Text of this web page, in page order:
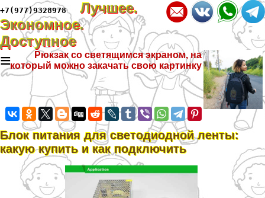
+7(977)9328978
Лучшее.
Экономное.
Доступное
≡
Рюкзак со светящимся экраном, на
который можно закачать свою картинку
Блок питания для светодиодной ленты:
какую купить и как подключить